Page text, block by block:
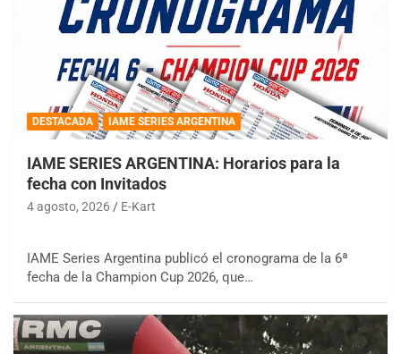
DESTACADA IAME SERIES ARGENTINA
IAME SERIES ARGENTINA: Horarios para la
fecha con Invitados
4 agosto, 2026 E-Kart
IAME Series Argentina publicó el cronograma de la 6ª
fecha de la Champion Cup 2026, que…